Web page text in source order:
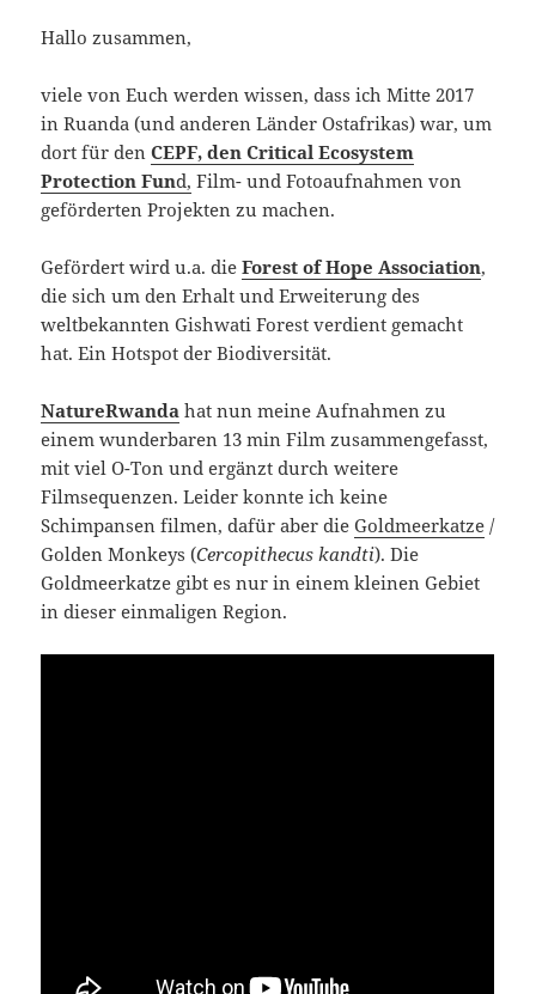
Hallo zusammen,
viele von Euch werden wissen, dass ich Mitte 2017
in Ruanda (und anderen Länder Ostafrikas) war, um
dort für denCEPF, den Critical Ecosystem
Protection Fund, Film- und Fotoaufnahmen von
geförderten Projekten zu machen.
Gefördert wird u.a. dieForest of Hope Association,
die sich um den Erhalt und Erweiterung des
weltbekannten Gishwati Forest verdient gemacht
hat. Ein Hotspot der Biodiversität.
NatureRwanda hat nun meine Aufnahmen zu
einem wunderbaren 13 min Film zusammengefasst,
mit viel O-Ton und ergänzt durch weitere
Filmsequenzen. Leider konnte ich keine
Schimpansen filmen, dafür aber dieGoldmeerkatze /
Golden Monkeys (Cercopithecus kandti). Die
Goldmeerkatze gibt es nur in einem kleinen Gebiet
in dieser einmaligen Region.